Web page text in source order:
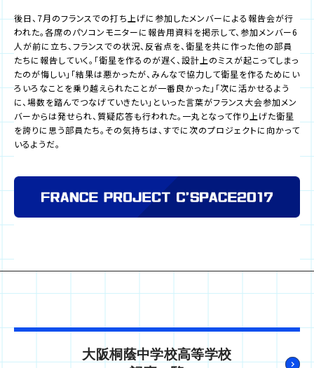
後日、7月のフランスでの打ち上げに参加したメンバーによる報告会が行
われた。各席のパソコンモニターに報告用資料を掲示して、参加メンバー6
人が前に立ち、フランスでの状況、反省点を、衛星を共に作った他の部員
たちに報告していく。「衛星を作るのが遅く、設計上のミスが起こってしまっ
たのが悔しい」「結果は悪かったが、みんなで協力して衛星を作るためにい
ろいろなことを乗り越えられたことが一番良かった」「次に活かせるよう
に、場数を踏んでつなげていきたい」といった言葉がフランス大会参加メン
バーからは発せられ、質疑応答も行われた。一丸となって作り上げた衛星
を誇りに思う部員たち。その気持ちは、すでに次のプロジェクトに向かって
いるようだ。
大阪桐蔭中学校高等学校